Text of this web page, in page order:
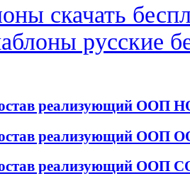
скачать
русские
реализующий ООП
реализующий ООП
реализующий ООП